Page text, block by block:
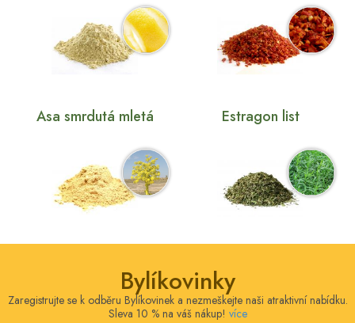
Asa smrdutá mletá Estragon list
Bylíkovinky
Zaregistrujte se k odběru Bylíkovinek a nezmeškejte naši atraktivní nabídku.
Sleva 10 % na váš nákup! více